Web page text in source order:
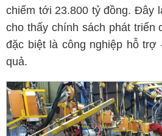
chiếm tới 23.800 tỷ đồng. Đây
cho thấy chính sách phát triển
đặc biệt là công nghiệp hỗ trợ
quả.